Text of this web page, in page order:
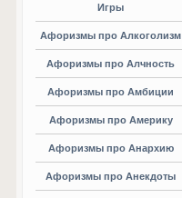
Игры
Афоризмы про Алкоголизм
Афоризмы про Алчность
Афоризмы про Амбиции
Афоризмы про Америку
Афоризмы про Анархию
Афоризмы про Анекдоты